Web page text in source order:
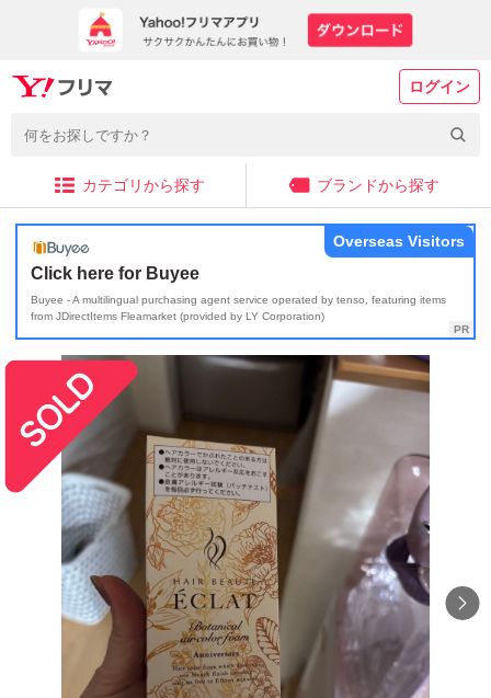
ログイン
カテゴリから探す ブランドから探す
Click here for Buyee
Buyee - A multilingual purchasing agent service operated by tenso, featuring items
from JDirectItems Fleamarket (provided by LY Corporation)
Overseas Visitors